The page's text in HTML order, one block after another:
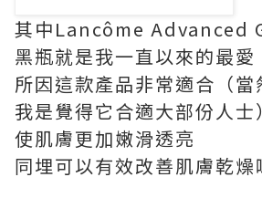
其中Lancôme Advanced
黑瓶就是我一直以來的最愛
所因這款產品非常適合（當
我是覺得它合適大部份人士）
使肌膚更加嫩滑透亮
同埋可以有效改善肌膚乾燥